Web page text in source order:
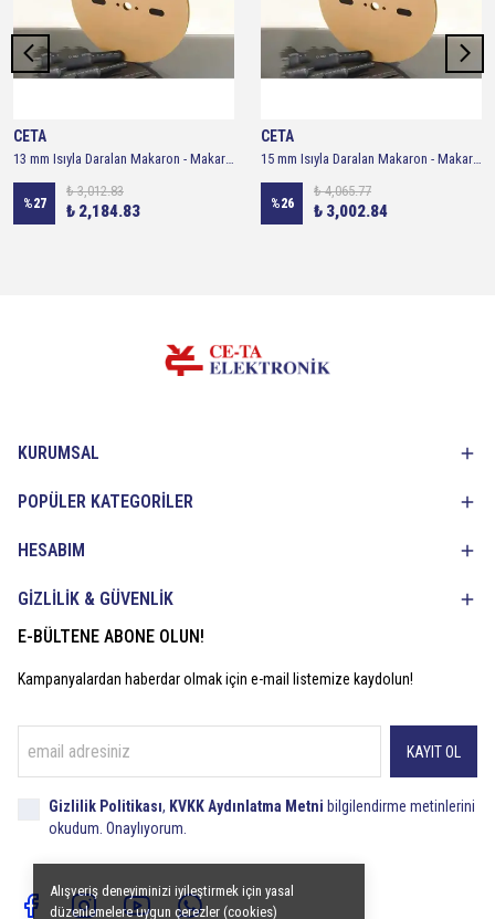
Alışveriş deneyiminizi iyileştirmek için yasal
düzenlemelere uygun çerezler (cookies)
CETA
13 mm Isıyla Daralan Makaron - Makara 100 metre ( Siyah )
%27
₺ 3,012.83
₺ 2,184.83
CETA
15 mm Isıyla Daralan Makaron - Makara 100 metre ( Siyah )
%26
₺ 4,065.77
₺ 3,002.84
KURUMSAL
POPÜLER KATEGORİLER
HESABIM
GİZLİLİK & GÜVENLİK
E-BÜLTENE ABONE OLUN!
Kampanyalardan haberdar olmak için e-mail listemize kaydolun!
KAYIT OL
Gizlilik Politikası, KVKK Aydınlatma Metni bilgilendirme metinlerini
okudum. Onaylıyorum.